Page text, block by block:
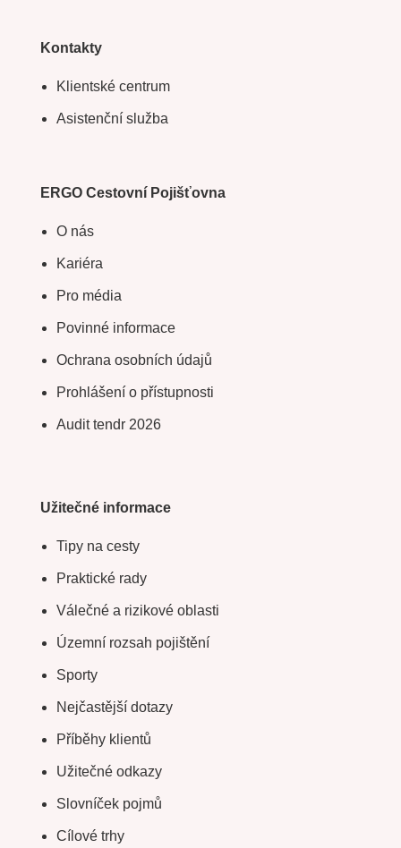
Kontakty
Klientské centrum
Asistenční služba
ERGO Cestovní Pojišťovna
O nás
Kariéra
Pro média
Povinné informace
Ochrana osobních údajů
Prohlášení o přístupnosti
Audit tendr 2026
Užitečné informace
Tipy na cesty
Praktické rady
Válečné a rizikové oblasti
Územní rozsah pojištění
Sporty
Nejčastější dotazy
Příběhy klientů
Užitečné odkazy
Slovníček pojmů
Cílové trhy